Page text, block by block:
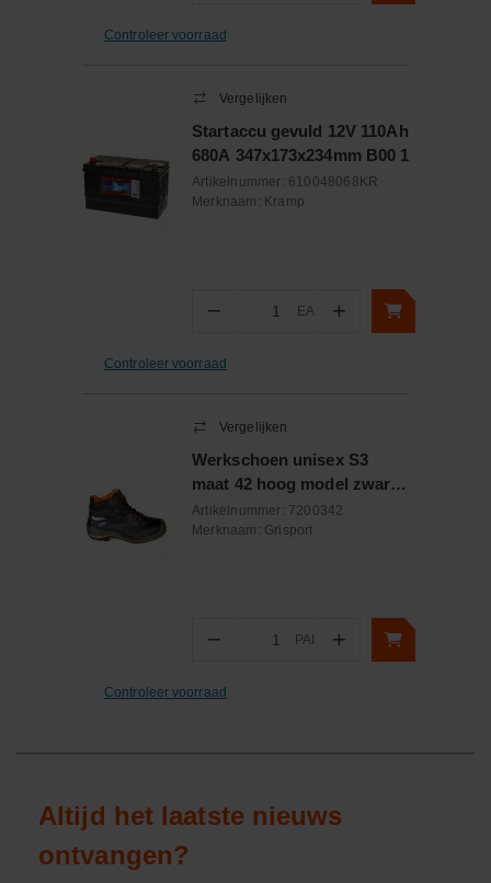
Controleer voorraad
Vergelijken
Startaccu gevuld 12V 110Ah
680A 347x173x234mm B00 1
Artikelnummer: 610048068KR
Merknaam: Kramp
− Aantal
EA +
Controleer voorraad
Vergelijken
Werkschoen unisex S3
maat 42 hoog model zwart /
oranje
Artikelnummer: 7200342
Merknaam: Grisport
− Aantal
PAI +
Controleer voorraad
Altijd het laatste nieuws
ontvangen?